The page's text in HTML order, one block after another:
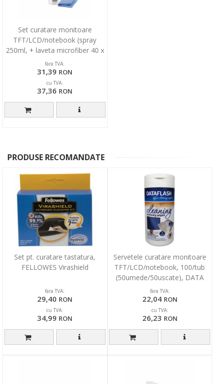
Set curatare monitoare
TFT/LCD/notebook (spray
250ml, + laveta microfiber 40 x
40cm), ELIX Clean
fara TVA:
31,39 RON
cu TVA:
37,36 RON
PRODUSE RECOMANDATE
Set pt. curatare tastatura,
FELLOWES Virashield
fara TVA:
29,40 RON
cu TVA:
34,99 RON
Servetele curatare monitoare
TFT/LCD/notebook, 100/tub
(50umede/50uscate), DATA
FLASH
fara TVA:
22,04 RON
cu TVA:
26,23 RON